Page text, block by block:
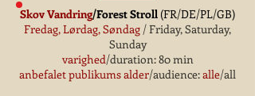
Skov Vandring/Forest Stroll (FR/DE/PL/GB)
Fredag, Lørdag, Søndag / Friday, Saturday,
Sunday
varighed/duration: 80 min
anbefalet publikums alder/audience:alle/all